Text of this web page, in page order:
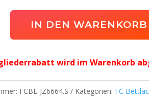
IN DEN WARENKORB
wird im Warenkorb
FCBE-JZ6664.S Kategorien: FC